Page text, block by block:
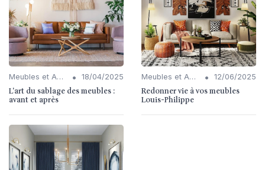
Meubles et Accessoires • 18/04/2025
L'art du sablage des meubles :
avant et après
Meubles et Accessoires • 12/06/2025
Redonner vie à vos meubles
Louis-Philippe